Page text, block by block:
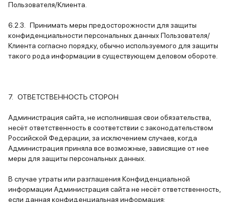
Пользователя/Клиента.
6.2.3. Принимать меры предосторожности для защиты
конфиденциальности персональных данных Пользователя/
Клиента согласно порядку, обычно используемого для защиты
такого рода информации в существующем деловом обороте.
7. ОТВЕТСТВЕННОСТЬ СТОРОН
Администрация сайта, не исполнившая свои обязательства,
несёт ответственность в соответствии с законодательством
Российской Федерации, за исключением случаев, когда
Администрация приняла все возможные, зависящие от нее
меры для защиты персональных данных.
В случае утраты или разглашения Конфиденциальной
информации Администрация сайта не несёт ответственность,
если данная конфиденциальная информация: